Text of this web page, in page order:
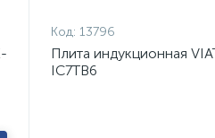
Код: 13796
Плита индукционная
IC7TB6